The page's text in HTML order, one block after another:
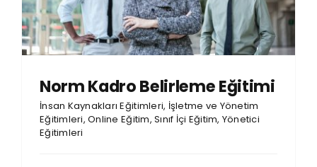
Norm Kadro Belirleme Eğitimi
İnsan Kaynakları Eğitimleri, İşletme ve Yönetim
Eğitimleri,Online Eğitim,Sınıf İçi Eğitim, Yönetici
Eğitimleri